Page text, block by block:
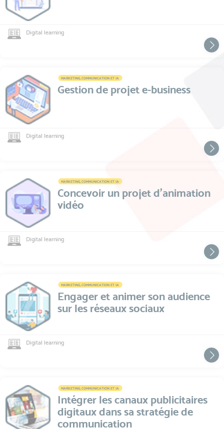
Digital learning
MARKETING, COMMUNICATION ET IA
Gestion de projet e-business
Digital learning
MARKETING, COMMUNICATION ET IA
Concevoir un projet d'animation
vidéo
Digital learning
MARKETING, COMMUNICATION ET IA
Engager et animer son audience
sur les réseaux sociaux
Digital learning
MARKETING, COMMUNICATION ET IA
Intégrer les canaux publicitaires
digitaux dans sa stratégie de
communication